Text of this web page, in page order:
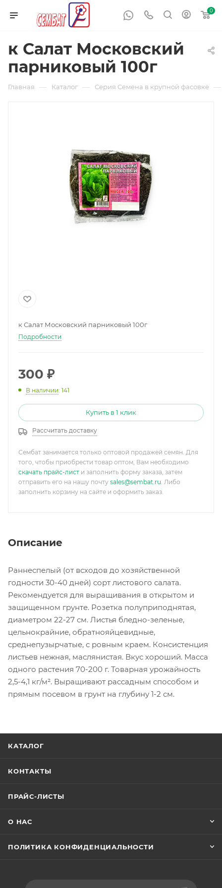
0
к Салат Московский
парниковый 100г
Главная — Каталог — Серия Семена в крупной фасовке —
к Салат Московский парниковый 100г
Подробности
300 ₽
В наличии: 141
Купить в 1 клик
Рассчитать доставку
Сембат занимается только оптовой продажей семян. Для
того, чтобы приобрести товар оптом, Вам необходимо
скачать прайс-лист и заполнить форму заказа, затем
отправить его на нашу почту sales@sembat.ru. Либо
заполнить корзину на сайте и оформить заказ.
Описание
Раннеспелый (от всходов до хозяйственной
годности 30-40 дней) сорт листового салата.
Рекомендуется для выращивания в открытом и
защищенном грунте. Розетка полуприподнятая,
диаметром 22-27 см. Листья бледно-зеленые,
цельнокрайние, обратнояйцевидные,
среднепузырчатые, с ровным краем. Консистенция
листьев нежная, маслянистая. Вкус хороший. Масса
одного растения 70-200 г. Товарная урожайность
2,5-4,1 кг/м². Выращивают рассадным способом и
прямым посевом в грунт на глубину 1-2 см.
КАТАЛОГ
КОНТАКТЫ
ПРАЙС-ЛИСТЫ
О НАС
ПОЛИТИКА КОНФИДЕНЦИАЛЬНОСТИ